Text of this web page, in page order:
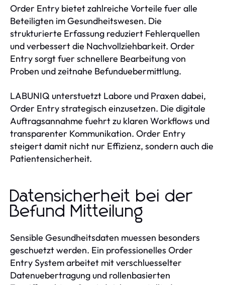
Order Entry bietet zahlreiche Vorteile fuer alle
Beteiligten im Gesundheitswesen. Die
strukturierte Erfassung reduziert Fehlerquellen
und verbessert die Nachvollziehbarkeit. Order
Entry sorgt fuer schnellere Bearbeitung von
Proben und zeitnahe Befunduebermittlung.
LABUNIQ unterstuetzt Labore und Praxen dabei,
Order Entry strategisch einzusetzen. Die digitale
Auftragsannahme fuehrt zu klaren Workflows und
transparenter Kommunikation. Order Entry
steigert damit nicht nur Effizienz, sondern auch die
Patientensicherheit.
Datensicherheit bei der
Befund Mitteilung
Sensible Gesundheitsdaten muessen besonders
geschuetzt werden. Ein professionelles Order
Entry System arbeitet mit verschluesselter
Datenuebertragung und rollenbasierten